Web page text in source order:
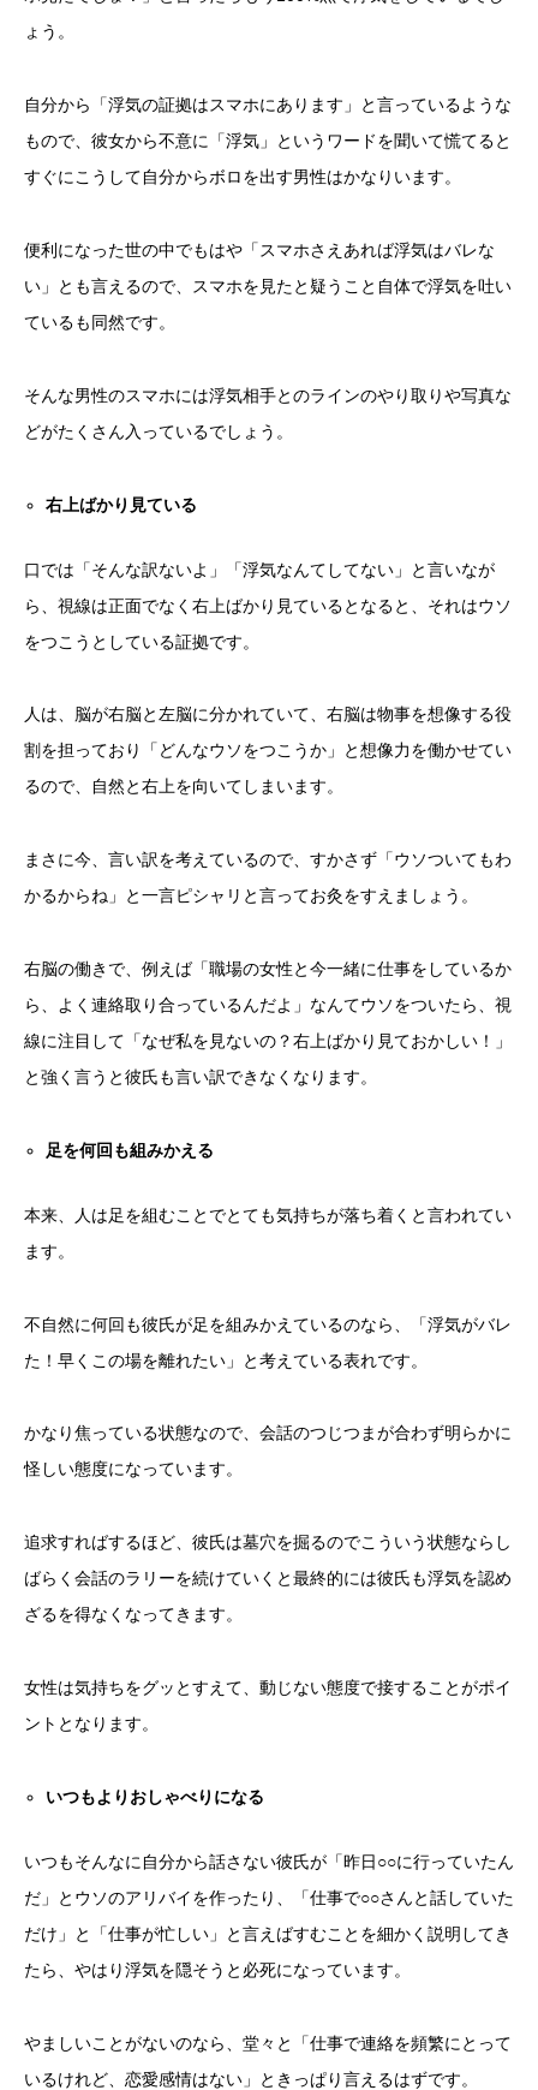
ょう。
自分から「浮気の証拠はスマホにあります」と言っているような
もので、彼女から不意に「浮気」というワードを聞いて慌てると
すぐにこうして自分からボロを出す男性はかなりいます。
便利になった世の中でもはや「スマホさえあれば浮気はバレな
い」とも言えるので、スマホを見たと疑うこと自体で浮気を吐い
ているも同然です。
そんな男性のスマホには浮気相手とのラインのやり取りや写真な
どがたくさん入っているでしょう。
右上ばかり見ている
口では「そんな訳ないよ」「浮気なんてしてない」と言いなが
ら、視線は正面でなく右上ばかり見ているとなると、それはウソ
をつこうとしている証拠です。
人は、脳が右脳と左脳に分かれていて、右脳は物事を想像する役
割を担っており「どんなウソをつこうか」と想像力を働かせてい
るので、自然と右上を向いてしまいます。
まさに今、言い訳を考えているので、すかさず「ウソついてもわ
かるからね」と一言ピシャリと言ってお灸をすえましょう。
右脳の働きで、例えば「職場の女性と今一緒に仕事をしているか
ら、よく連絡取り合っているんだよ」なんてウソをついたら、視
線に注目して「なぜ私を見ないの？右上ばかり見ておかしい！」
と強く言うと彼氏も言い訳できなくなります。
足を何回も組みかえる
本来、人は足を組むことでとても気持ちが落ち着くと言われてい
ます。
不自然に何回も彼氏が足を組みかえているのなら、「浮気がバレ
た！早くこの場を離れたい」と考えている表れです。
かなり焦っている状態なので、会話のつじつまが合わず明らかに
怪しい態度になっています。
追求すればするほど、彼氏は墓穴を掘るのでこういう状態ならし
ばらく会話のラリーを続けていくと最終的には彼氏も浮気を認め
ざるを得なくなってきます。
女性は気持ちをグッとすえて、動じない態度で接することがポイ
ントとなります。
いつもよりおしゃべりになる
いつもそんなに自分から話さない彼氏が「昨日○○に行っていたん
だ」とウソのアリバイを作ったり、「仕事で○○さんと話していた
だけ」と「仕事が忙しい」と言えばすむことを細かく説明してき
たら、やはり浮気を隠そうと必死になっています。
やましいことがないのなら、堂々と「仕事で連絡を頻繁にとって
いるけれど、恋愛感情はない」ときっぱり言えるはずです。